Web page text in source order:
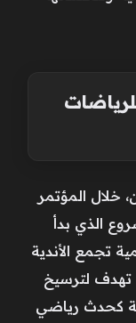
خلال المؤتمر
الذي بدأ
تجمع الأندية
تهدف لترسيخ
كحدث رياضي